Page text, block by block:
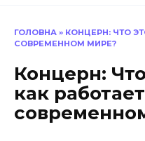
ГОЛОВНА » КОНЦЕРН: ЧТО
СОВРЕМЕННОМ МИРЕ?
Концерн:
как